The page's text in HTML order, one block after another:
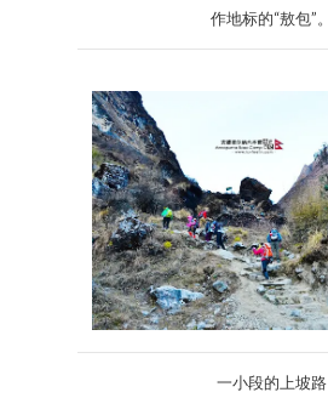
作地标的“敖包”。
一小段的上坡路